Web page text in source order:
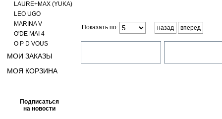
LAURE+MAX (YUKA)
LEO UGO
MARINA V
O'DE MAI 4
O P D VOUS
МОИ ЗАКАЗЫ
МОЯ КОРЗИНА
Подписаться
на новости
Показать по: назад вперед